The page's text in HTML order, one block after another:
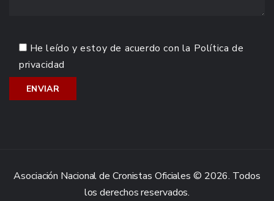
He leído y estoy de acuerdo con la Política de
privacidad
Asociación Nacional de Cronistas Oficiales © 2026. Todos
los derechos reservados.